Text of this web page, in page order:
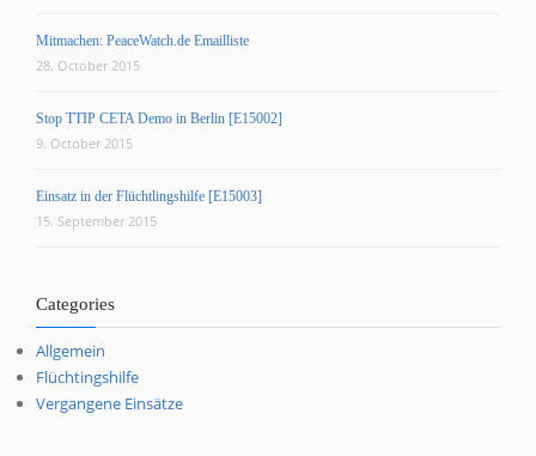
Mitmachen: PeaceWatch.de Emailliste
28. October 2015
Stop TTIP CETA Demo in Berlin [E15002]
9. October 2015
Einsatz in der Flüchtlingshilfe [E15003]
15. September 2015
Categories
Allgemein
Flüchtingshilfe
Vergangene Einsätze